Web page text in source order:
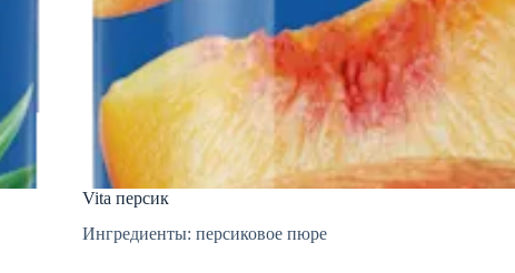
Vita персик
Ингредиенты: персиковое пюре